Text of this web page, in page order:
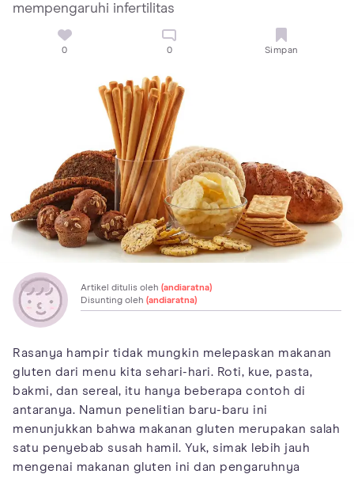
mempengaruhi infertilitas
0 0 Simpan
Artikel ditulis oleh (andiaratna)
Disunting oleh (andiaratna)
Rasanya hampir tidak mungkin melepaskan makanan
gluten dari menu kita sehari-hari. Roti, kue, pasta,
bakmi, dan sereal, itu hanya beberapa contoh di
antaranya. Namun penelitian baru-baru ini
menunjukkan bahwa makanan gluten merupakan salah
satu penyebab susah hamil. Yuk, simak lebih jauh
mengenai makanan gluten ini dan pengaruhnya